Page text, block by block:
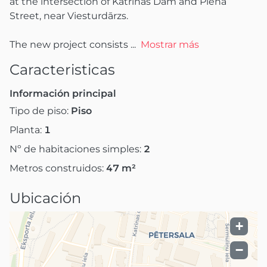
Street, near Viesturdārzs.
The new project consists ... Mostrar más
Caracteristicas
Información principal
Tipo de piso: Piso
Planta: 1
Nº de habitaciones simples: 2
Metros construidos: 47 m²
Ubicación
+
−